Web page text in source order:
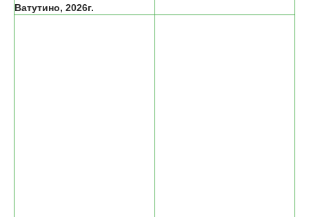
Ватутино, 2026г.